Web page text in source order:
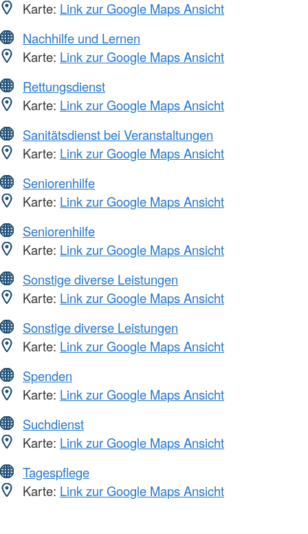
Karte: Link zur Google Maps Ansicht
Nachhilfe und Lernen
Karte: Link zur Google Maps Ansicht
Rettungsdienst
Karte: Link zur Google Maps Ansicht
Sanitätsdienst bei Veranstaltungen
Karte: Link zur Google Maps Ansicht
Seniorenhilfe
Karte: Link zur Google Maps Ansicht
Seniorenhilfe
Karte: Link zur Google Maps Ansicht
Sonstige diverse Leistungen
Karte: Link zur Google Maps Ansicht
Sonstige diverse Leistungen
Karte: Link zur Google Maps Ansicht
Spenden
Karte: Link zur Google Maps Ansicht
Suchdienst
Karte: Link zur Google Maps Ansicht
Tagespflege
Karte: Link zur Google Maps Ansicht